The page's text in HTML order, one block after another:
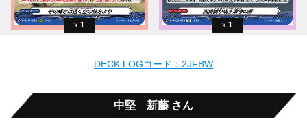
1 1
DECK LOGコード：2JFBW
中堅 新藤 さん